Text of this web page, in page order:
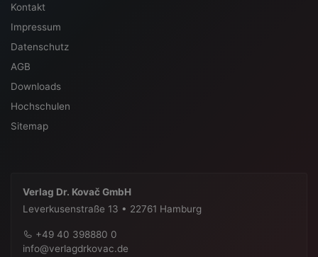
Kontakt
Impressum
Datenschutz
AGB
Downloads
Hochschulen
Sitemap
Verlag Dr. Kovač GmbH
Leverkusenstraße 13 • 22761 Hamburg
+49 40 398880 0
info@verlagdrkovac.de